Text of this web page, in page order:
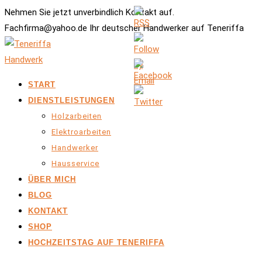
Nehmen Sie jetzt unverbindlich Kontakt auf.
Fachfirma@yahoo.de Ihr deutscher Handwerker auf Teneriffa
START
DIENSTLEISTUNGEN
Holzarbeiten
Elektroarbeiten
Handwerker
Hausservice
ÜBER MICH
BLOG
KONTAKT
SHOP
HOCHZEITSTAG AUF TENERIFFA